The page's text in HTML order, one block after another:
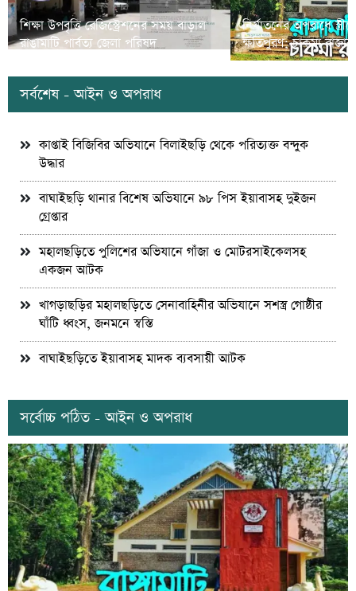
শিক্ষা উপবৃত্তি রেজিস্ট্রেশনের সময় বাড়াল
রাঙামাটি পার্বত্য জেলা পরিষদ
নির্যাতনের অপরাধে
ক্ষতিপুরণ; চাকমা
সর্বশেষ - আইন ও অপরাধ
কাপ্তাই বিজিবির অভিযানে বিলাইছড়ি থেকে পরিত্যক্ত বন্দুক
উদ্ধার
বাঘাইছড়ি থানার বিশেষ অভিযানে ৯৮ পিস ইয়াবাসহ দুইজন
গ্রেপ্তার
মহালছড়িতে পুলিশের অভিযানে গাঁজা ও মোটরসাইকেলসহ
একজন আটক
খাগড়াছড়ির মহালছড়িতে সেনাবাহিনীর অভিযানে সশস্ত্র গোষ্ঠীর
ঘাঁটি ধ্বংস, জনমনে স্বস্তি
বাঘাইছড়িতে ইয়াবাসহ মাদক ব্যবসায়ী আটক
সর্বোচ্চ পঠিত - আইন ও অপরাধ